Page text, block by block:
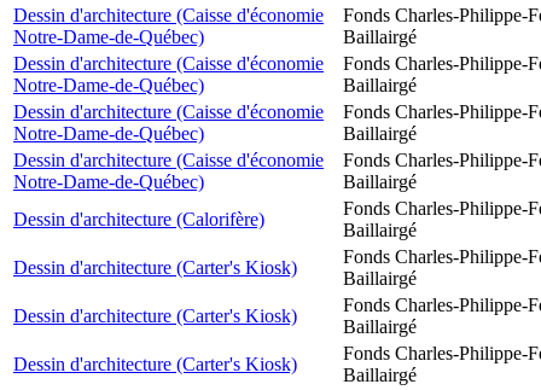
Dessin d'architecture (Caisse d'économie
Notre-Dame-de-Québec)
Fonds Charles-Philippe-
Baillairgé
Dessin d'architecture (Caisse d'économie
Notre-Dame-de-Québec)
Fonds Charles-Philippe-
Baillairgé
Dessin d'architecture (Caisse d'économie
Notre-Dame-de-Québec)
Fonds Charles-Philippe-
Baillairgé
Dessin d'architecture (Caisse d'économie
Notre-Dame-de-Québec)
Fonds Charles-Philippe-
Baillairgé
Dessin d'architecture (Calorifère)
Fonds Charles-Philippe-
Baillairgé
Dessin d'architecture (Carter's Kiosk)
Fonds Charles-Philippe-
Baillairgé
Dessin d'architecture (Carter's Kiosk)
Fonds Charles-Philippe-
Baillairgé
Dessin d'architecture (Carter's Kiosk)
Fonds Charles-Philippe-
Baillairgé